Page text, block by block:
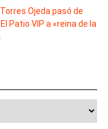
Ojeda pasó de
Patio VIP a «reina de la